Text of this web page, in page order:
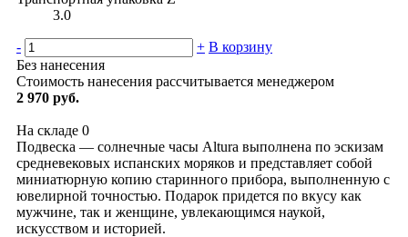
3.0
- + В корзину
Без нанесения
Стоимость нанесения рассчитывается менеджером
2 970 руб.
На складе 0
Подвеска — солнечные часы Altura выполнена по эскизам
средневековых испанских моряков и представляет собой
миниатюрную копию старинного прибора, выполненную с
ювелирной точностью. Подарок придется по вкусу как
мужчине, так и женщине, увлекающимся наукой,
искусством и историей.